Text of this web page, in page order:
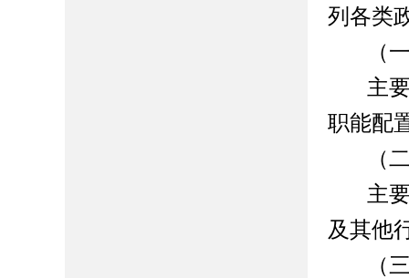
列各类
（
主
职能配
（
主
及其他
（